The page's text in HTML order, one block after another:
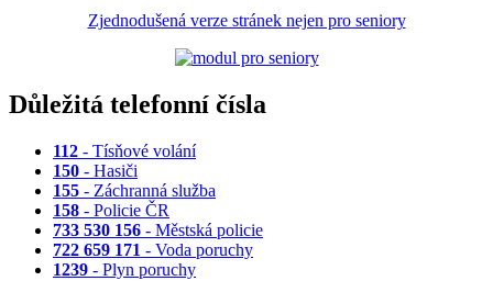
Zjednodušená verze stránek nejen pro seniory
Důležitá telefonní čísla
112 - Tísňové volání
150 - Hasiči
155 - Záchranná služba
158 - Policie ČR
733 530 156 - Městská policie
722 659 171 - Voda poruchy
1239 - Plyn poruchy